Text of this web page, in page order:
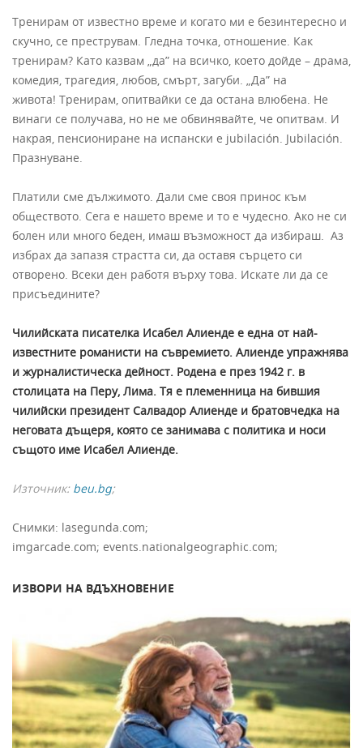
Тренирам от известно време и когато ми е безинтересно и
скучно, се преструвам. Гледна точка, отношение. Как
тренирам? Като казвам „да” на всичко, което дойде – драма,
комедия, трагедия, любов, смърт, загуби. „Да” на
живота! Тренирам, опитвайки се да остана влюбена. Не
винаги се получава, но не ме обвинявайте, че опитвам. И
накрая, пенсиониране на испански е jubilación. Jubilación.
Празнуване.
Платили сме дължимото. Дали сме своя принос към
обществото. Сега е нашето време и то е чудесно. Ако не си
болен или много беден, имаш възможност да избираш. Аз
избрах да запазя страстта си, да оставя сърцето си
отворено. Всеки ден работя върху това. Искате ли да се
присъедините?
Чилийската писателка Исабел Алиенде е една от най-
известните романисти на съвремието. Алиенде упражнява
и журналистическа дейност. Родена е през 1942 г. в
столицата на Перу, Лима. Тя е племенница на бившия
чилийски президент Салвадор Алиенде и братовчедка на
неговата дъщеря, която се занимава с политика и носи
същото име Исабел Алиенде.
Източник: beu.bg;
Снимки: lasegunda.com;
imgarcade.com; events.nationalgeographic.com;
ИЗВОРИ НА ВДЪХНОВЕНИЕ